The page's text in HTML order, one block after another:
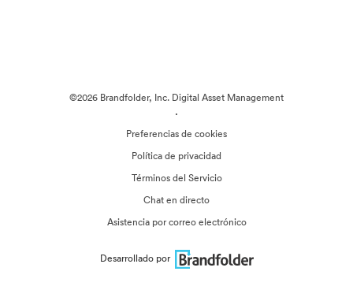
©2026 Brandfolder, Inc. Digital Asset Management
·
Preferencias de cookies
Política de privacidad
Términos del Servicio
Chat en directo
Asistencia por correo electrónico
Desarrollado por